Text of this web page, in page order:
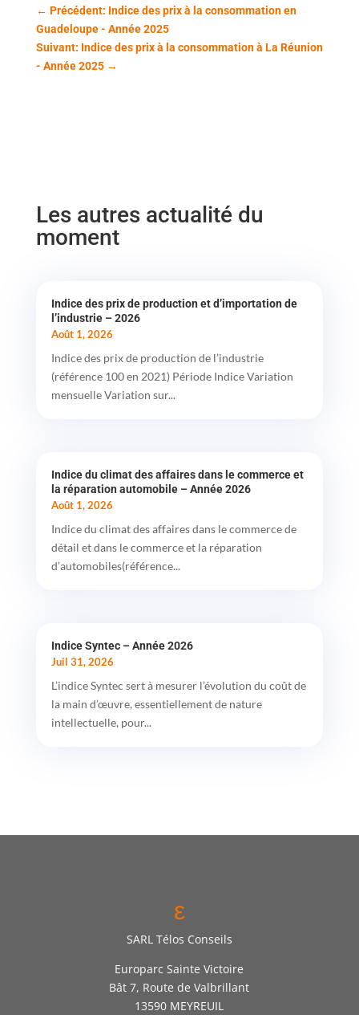
← Précédent: Indice des prix à la consommation en
Guadeloupe - Année 2025
Suivant: Indice des prix à la consommation à La Réunion
- Année 2025→
Les autres actualité du
moment
Indice des prix de production et d’importation de
l’industrie – 2026
Août 1, 2026
Indice des prix de production de l’industrie
(référence 100 en 2021) Période Indice Variation
mensuelle Variation sur...
Indice du climat des affaires dans le commerce et
la réparation automobile – Année 2026
Août 1, 2026
Indice du climat des affaires dans le commerce de
détail et dans le commerce et la réparation
d’automobiles(référence...
Indice Syntec – Année 2026
Juil 31, 2026
L’indice Syntec sert à mesurer l’évolution du coût de
la main d’œuvre, essentiellement de nature
intellectuelle, pour...
ε
SARL Télos Conseils
Europarc Sainte Victoire
Bât 7, Route de Valbrillant
13590 MEYREUIL